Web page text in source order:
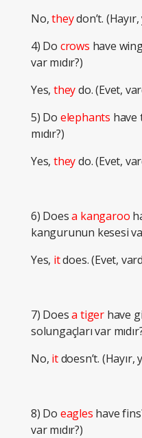
No,theydon’t.
4) Do crows have
var mıdır?)
Yes, theydo. (Evet,
5) Do elephants have
mıdır?)
Yes, theydo. (Evet,
6) Doesa kangaroo
kangurunun kesesi
Yes, itdoes. (Evet,
7) Doesa tiger have
solungaçları var
No, itdoesn’t. (Hayır,
8) Do eagles have
var mıdır?)